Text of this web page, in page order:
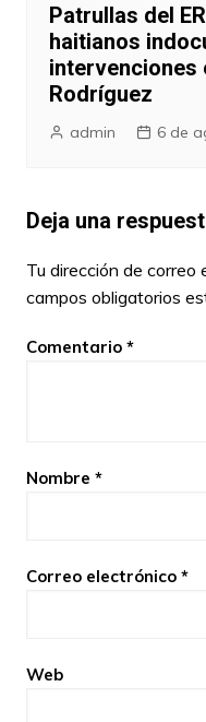
Patrullas del
haitianos
intervenciones
Rodríguez
admin 6 de
Deja una
Tu dirección de correo
campos obligatorios
Comentario *
Nombre *
Correo electrónico *
Web